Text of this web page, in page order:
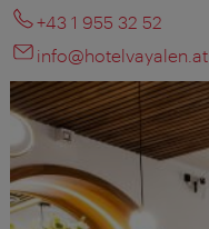
‎+43 1 955 32 52
info@hotelvayalen.at